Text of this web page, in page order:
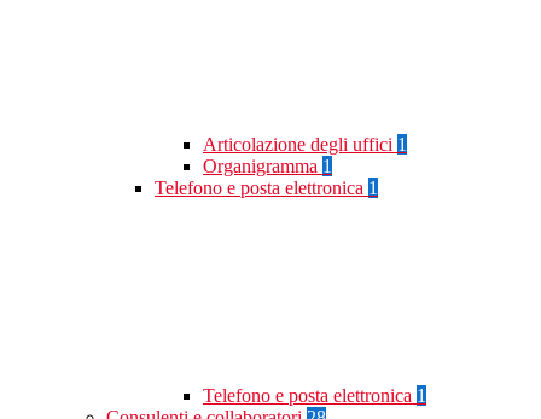
Articolazione degli uffici 1
Organigramma 1
Telefono e posta elettronica 1
Telefono e posta elettronica 1